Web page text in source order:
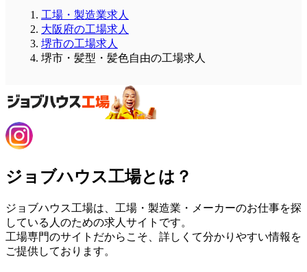
工場・製造業求人
大阪府の工場求人
堺市の工場求人
堺市・髪型・髪色自由の工場求人
ジョブハウス工場とは？
ジョブハウス工場は、工場・製造業・メーカーのお仕事を探
している人のための求人サイトです。
工場専門のサイトだからこそ、詳しくて分かりやすい情報を
ご提供しております。